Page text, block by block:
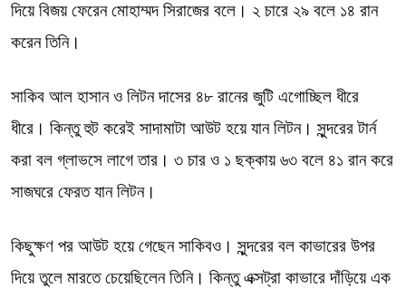
দিয়ে বিজয় ফেরেন মোহাম্মদ সিরাজের বলে। ২ চারে ২৯ বলে ১৪ রান
করেন তিনি।
সাকিব আল হাসান ও লিটন দাসের ৪৮ রানের জুটি এগোচ্ছিল ধীরে
ধীরে। কিন্তু হুট করেই সাদামাটা আউট হয়ে যান লিটন। সুন্দরের টার্ন
করা বল গ্লাভসে লাগে তার। ৩ চার ও ১ ছক্কায় ৬৩ বলে ৪১ রান করে
সাজঘরে ফেরত যান লিটন।
কিছুক্ষণ পর আউট হয়ে গেছেন সাকিবও। সুন্দরের বল কাভারের উপর
দিয়ে তুলে মারতে চেয়েছিলেন তিনি। কিন্তু এক্সট্রা কাভারে দাঁড়িয়ে এক